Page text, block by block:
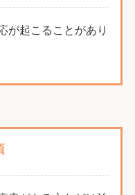
が起こることがあり